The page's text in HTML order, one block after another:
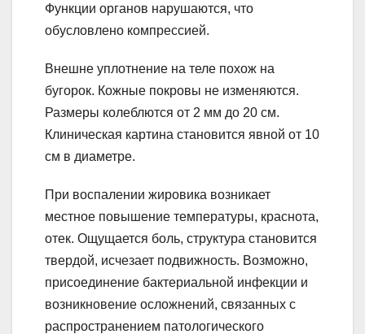
Функции органов нарушаются, что
обусловлено компрессией.
Внешне уплотнение на теле похож на
бугорок. Кожные покровы не изменяются.
Размеры колеблются от 2 мм до 20 см.
Клиническая картина становится явной от 10
см в диаметре.
При воспалении жировика возникает
местное повышение температуры, краснота,
отек. Ощущается боль, структура становится
твердой, исчезает подвижность. Возможно,
присоединение бактериальной инфекции и
возникновение осложнений, связанных с
распространением патологического